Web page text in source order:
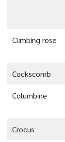
Climbing rose
Cockscomb
Columbine
Crocus